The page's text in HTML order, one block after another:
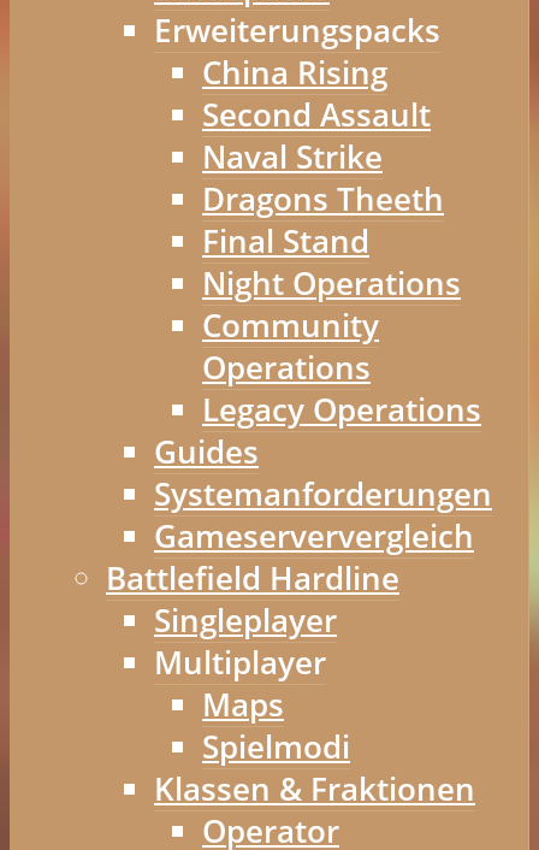
Erweiterungspacks
China Rising
Second Assault
Naval Strike
Dragons Theeth
Final Stand
Night Operations
Community
Operations
Legacy Operations
Guides
Systemanforderungen
Gameserververgleich
Battlefield Hardline
Singleplayer
Multiplayer
Maps
Spielmodi
Klassen & Fraktionen
Operator